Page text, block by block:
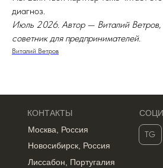
диагноз.
Июль 2026. Автор — Виталий Ветров,
советник для предпринимателей.
Виталий Ветров
КОНТАКТЫ
Москва, Россия
Новосибирск, Россия
Лиссабон, Португалия
TG